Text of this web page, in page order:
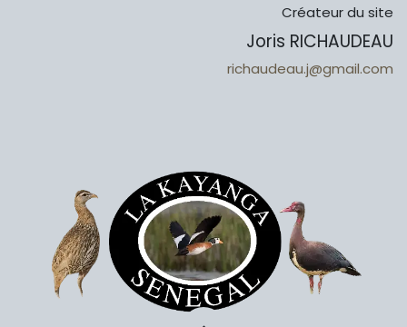
Créateur du site
Joris RICHAUDEAU
richaudeau.j@gmail.com